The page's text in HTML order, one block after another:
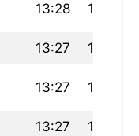
13:28 17:16
13:27 17:15
13:27 17:13
13:27 17:12